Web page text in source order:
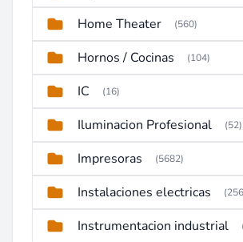
Home Theater (560)
Hornos / Cocinas (104)
IC (16)
Iluminacion Profesional (52)
Impresoras (5682)
Instalaciones electricas
Instrumentacion industrial